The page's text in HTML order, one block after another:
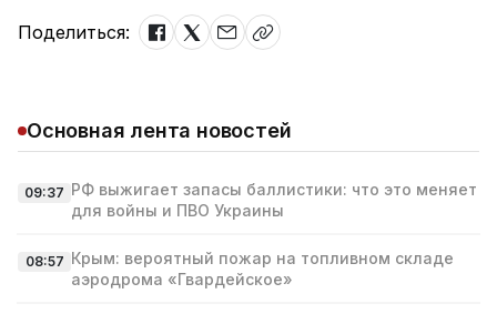
Поделиться:
Основная лента новостей
09:37 РФ выжигает запасы баллистики: что это меняет
для войны и ПВО Украины
08:57 Крым: вероятный пожар на топливном складе
аэродрома «Гвардейское»